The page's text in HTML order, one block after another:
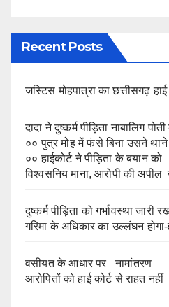
Recent Posts
जस्टिस मोहपात्रा का छत्तीसगढ़ हाई
दादा ने दुष्कर्म पीड़िता नाबालिग
०० पुत्र मोह में फंसे बिना उसने थाने
०० हाईकोर्ट ने पीड़िता के बयान को
विश्वसनिय माना, आरोपी की अपील
दुष्कर्म पीड़िता को गर्भावस्था
गरिमा के अधिकार का उल्लंघन होगा-
वसीयत के आधार पर नामांतरण
आरोपितों को हाई कोर्ट से राहत नहीं